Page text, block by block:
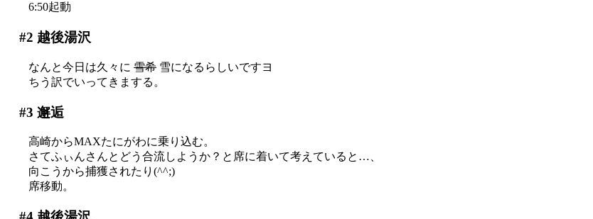
6:50起動
#2 越後湯沢
なんと今日は久々に 雪希 雪になるらしいですヨ
ちう訳でいってきまする。
#3 邂逅
高崎からMAXたにがわに乗り込む。
さてふぃんさんとどう合流しようか？と席に着いて考えていると…、
向こうから捕獲されたり(^^;)
席移動。